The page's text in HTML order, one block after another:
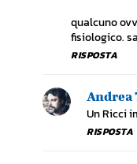
qualcuno
fisiologico.
RISPOSTA
Andrea
Un Ricci
RISPOSTA